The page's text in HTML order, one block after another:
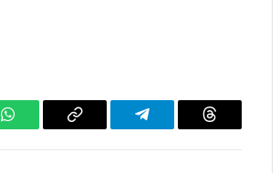
WhatsAppCopy
Telegram Threads